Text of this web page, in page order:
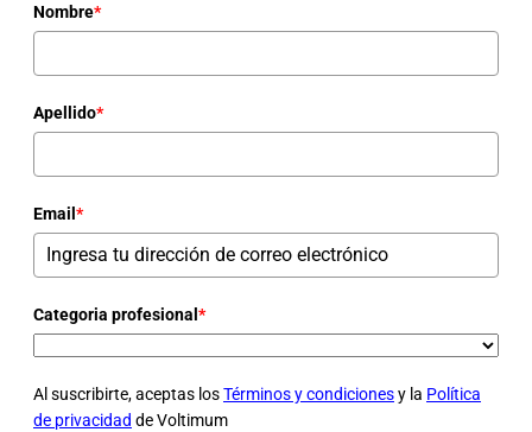
Nombre*
Apellido*
Email *
Categoria profesional *
Al suscribirte, aceptas losTérminos y condicionesy la Política
de privacidad de Voltimum